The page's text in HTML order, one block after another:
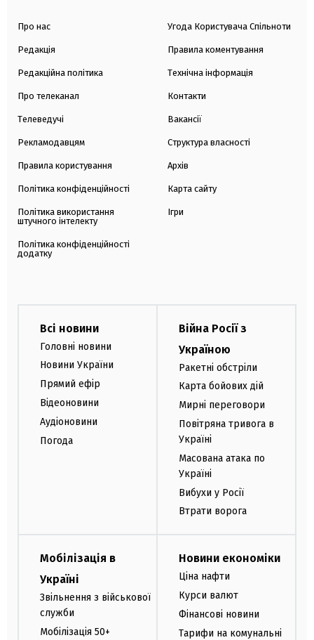
Про нас
Редакція
Редакційна політика
Про телеканал
Телеведучі
Рекламодавцям
Правила користування
Політика конфіденційності
Політика використання
штучного інтелекту
Політика конфіденційності
додатку
Угода Користувача Спільноти
Правила коментування
Технічна інформація
Контакти
Вакансії
Структура власності
Архів
Карта сайту
Ігри
Всі новини
Головні новини
Новини України
Прямий ефір
Відеоновини
Аудіоновини
Погода
Війна Росії з
Україною
Ракетні обстріли
Карта бойових дій
Мирні переговори
Повітряна тривога в
Україні
Масована атака по
Україні
Вибухи у Росії
Втрати ворога
Мобілізація в
Україні
Звільнення з військової
служби
Мобілізація 50+
Новини економіки
Ціна нафти
Курси валют
Фінансові новини
Тарифи на комунальні